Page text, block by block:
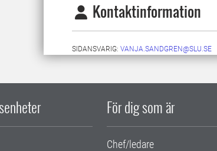
Kontaktinformation
SIDANSVARIG: VANJA.SANDGREN@SLU.SE
För dig som är
Chef/ledare